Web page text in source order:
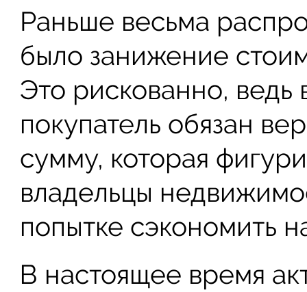
Раньше весьма
было занижение
Это рискованно, ведь
покупатель обязан
сумму, которая
владельцы
попытке сэкономить
В настоящее время